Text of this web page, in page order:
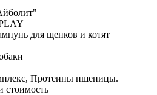
для щенков и котят
Протеины пшеницы.
стоимость